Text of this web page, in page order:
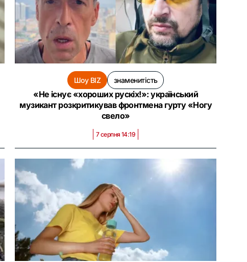
Шоу BIZ знаменитість
«Не існує «хороших рускіх!»: український
музикант розкритикував фронтмена гурту «Ногу
свело»
7 серпня 14:19